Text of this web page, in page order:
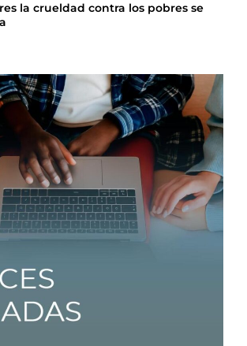
la crueldad contra los pobres se